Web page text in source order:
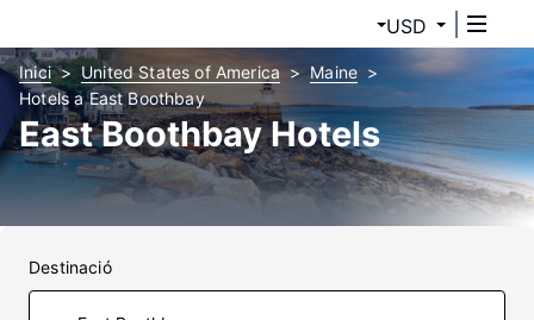
USD
Inici United States of America
Maine
Hotels a East Boothbay
East Boothbay Hotels
Destinació